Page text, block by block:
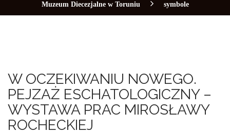
Muzeum Diecezjalne w Toruniu symbole
W OCZEKIWANIU NOWEGO.
PEJZAŻ ESCHATOLOGICZNY –
WYSTAWA PRAC MIROSŁAWY
ROCHECKIEJ